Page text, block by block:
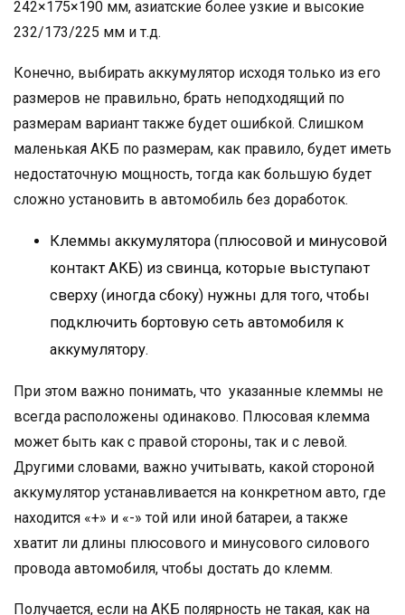
242×175×190 мм, азиатские более узкие и высокие
232/173/225 мм и т.д.
Конечно, выбирать аккумулятор исходя только из его
размеров не правильно, брать неподходящий по
размерам вариант также будет ошибкой. Слишком
маленькая АКБ по размерам, как правило, будет иметь
недостаточную мощность, тогда как большую будет
сложно установить в автомобиль без доработок.
Клеммы аккумулятора (плюсовой и минусовой
контакт АКБ) из свинца, которые выступают
сверху (иногда сбоку) нужны для того, чтобы
подключить бортовую сеть автомобиля к
аккумулятору.
При этом важно понимать, что указанные клеммы не
всегда расположены одинаково. Плюсовая клемма
может быть как с правой стороны, так и с левой.
Другими словами, важно учитывать, какой стороной
аккумулятор устанавливается на конкретном авто, где
находится «+» и «-» той или иной батареи, а также
хватит ли длины плюсового и минусового силового
провода автомобиля, чтобы достать до клемм.
Получается, если на АКБ полярность не такая, как на